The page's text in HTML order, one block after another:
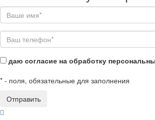
даю согласие на обработку
* - поля, обязательные для заполнения